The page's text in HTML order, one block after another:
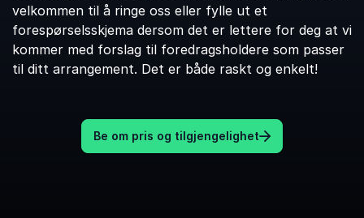
velkommen til å ringe oss eller fylle ut et
forespørselsskjema dersom det er lettere for deg at vi
kommer med forslag til foredragsholdere som passer
til ditt arrangement. Det er både raskt og enkelt!
Be om pris og tilgjengelighet